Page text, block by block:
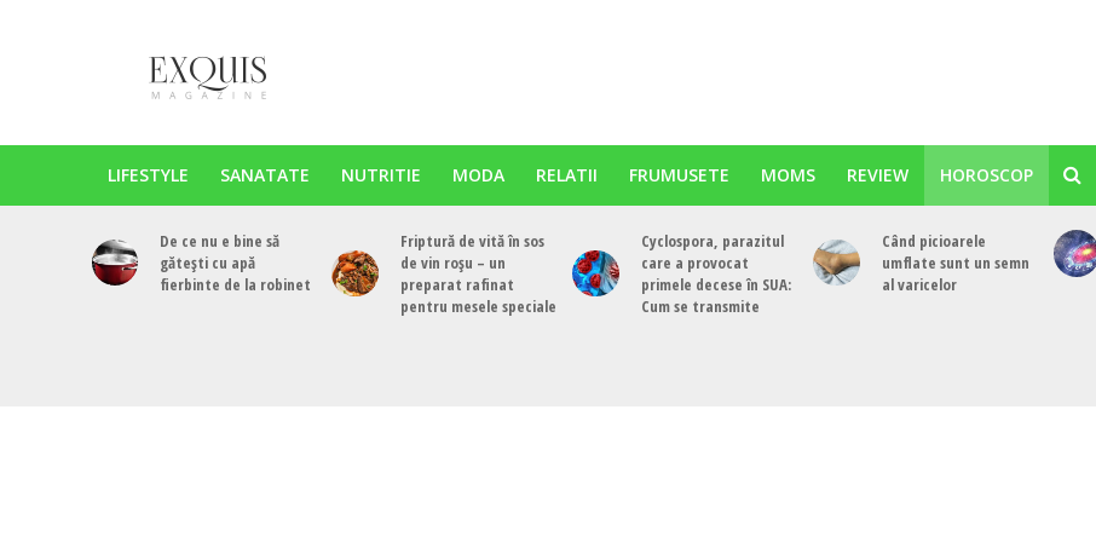
LIFESTYLE SANATATE NUTRITIE MODA RELATII FRUMUSETE MOMS REVIEW HOROSCOP
De ce nu e bine să
gătești cu apă
fierbinte de la robinet
Friptură de vită în sos
de vin roșu – un
preparat rafinat
pentru mesele speciale
Cyclospora, parazitul
care a provocat
primele decese în SUA:
Cum se transmite
Când picioarele
umflate sunt un semn
al varicelor